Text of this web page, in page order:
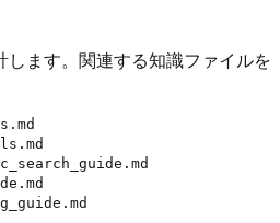
します。関連する知識ファイルを